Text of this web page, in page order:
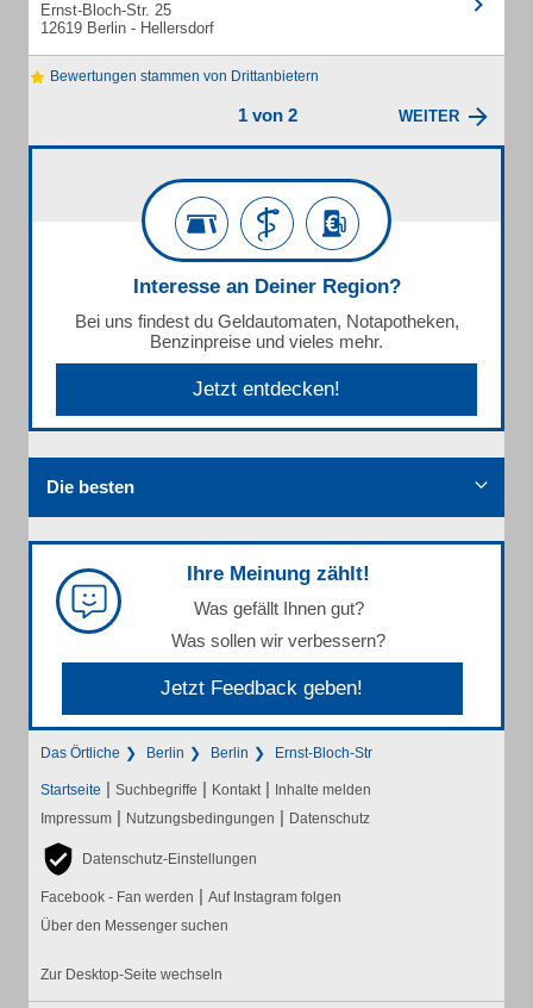
Ernst-Bloch-Str. 25
12619 Berlin - Hellersdorf
Bewertungen stammen von Drittanbietern
1 von 2 WEITER
Interesse an Deiner Region?
Bei uns findest du Geldautomaten, Notapotheken,
Benzinpreise und vieles mehr.
Jetzt entdecken!
Die besten
Ihre Meinung zählt!
Was gefällt Ihnen gut?
Was sollen wir verbessern?
Jetzt Feedback geben!
Das Örtliche Berlin Berlin Ernst-Bloch-Str
Startseite | Suchbegriffe | Kontakt | Inhalte melden
Impressum | Nutzungsbedingungen | Datenschutz
Datenschutz-Einstellungen
Facebook - Fan werden | Auf Instagram folgen
Über den Messenger suchen
Zur Desktop-Seite wechseln